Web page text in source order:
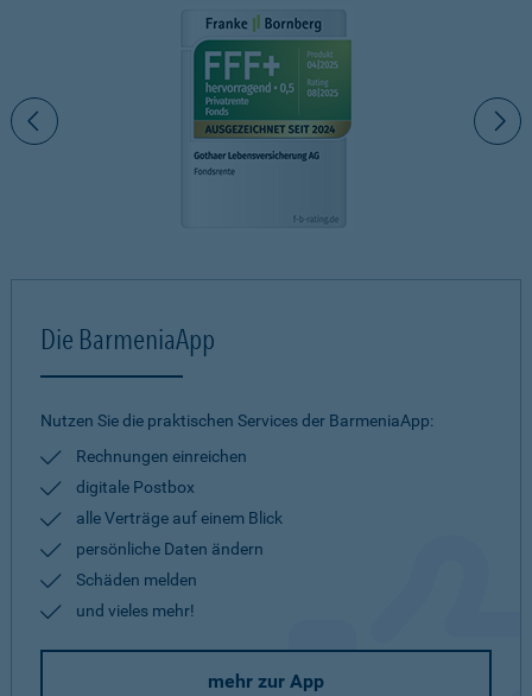
Die BarmeniaApp
Nutzen Sie die praktischen Services der BarmeniaApp:
Rechnungen einreichen
digitale Postbox
alle Verträge auf einem Blick
persönliche Daten ändern
Schäden melden
und vieles mehr!
mehr zur App